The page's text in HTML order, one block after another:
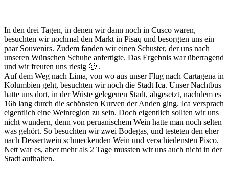
In den drei Tagen, in denen wir dann noch in Cusco waren,
besuchten wir nochmal den Markt in Pisaq und besorgten uns ein
paar Souvenirs. Zudem fanden wir einen Schuster, der uns nach
unseren Wünschen Schuhe anfertigte. Das Ergebnis war überragend
und wir freuten uns riesig 🙂 .
Auf dem Weg nach Lima, von wo aus unser Flug nach Cartagena in
Kolumbien geht, besuchten wir noch die Stadt Ica. Unser Nachtbus
hatte uns dort, in der Wüste gelegenen Stadt, abgesetzt, nachdem es
16h lang durch die schönsten Kurven der Anden ging. Ica versprach
eigentlich eine Weinregion zu sein. Doch eigentlich sollten wir uns
nicht wundern, denn von peruanischem Wein hatte man noch selten
was gehört. So besuchten wir zwei Bodegas, und testeten den eher
nach Dessertwein schmeckenden Wein und verschiedensten Pisco.
Nett war es, aber mehr als 2 Tage mussten wir uns auch nicht in der
Stadt aufhalten.